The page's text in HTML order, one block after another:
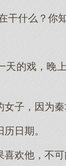
干什么？你
天的戏，晚
子，因为
日期。
欢他，不可